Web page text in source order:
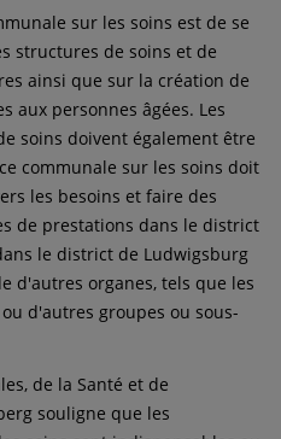
sur les soins est de se
structures de soins et de
ainsi que sur la création de
aux personnes âgées. Les
soins doivent également être
communale sur les soins doit
les besoins et faire des
de prestations dans le district
le district de Ludwigsburg
d'autres organes, tels que les
d'autres groupes ou sous-
de la Santé et de
souligne que les